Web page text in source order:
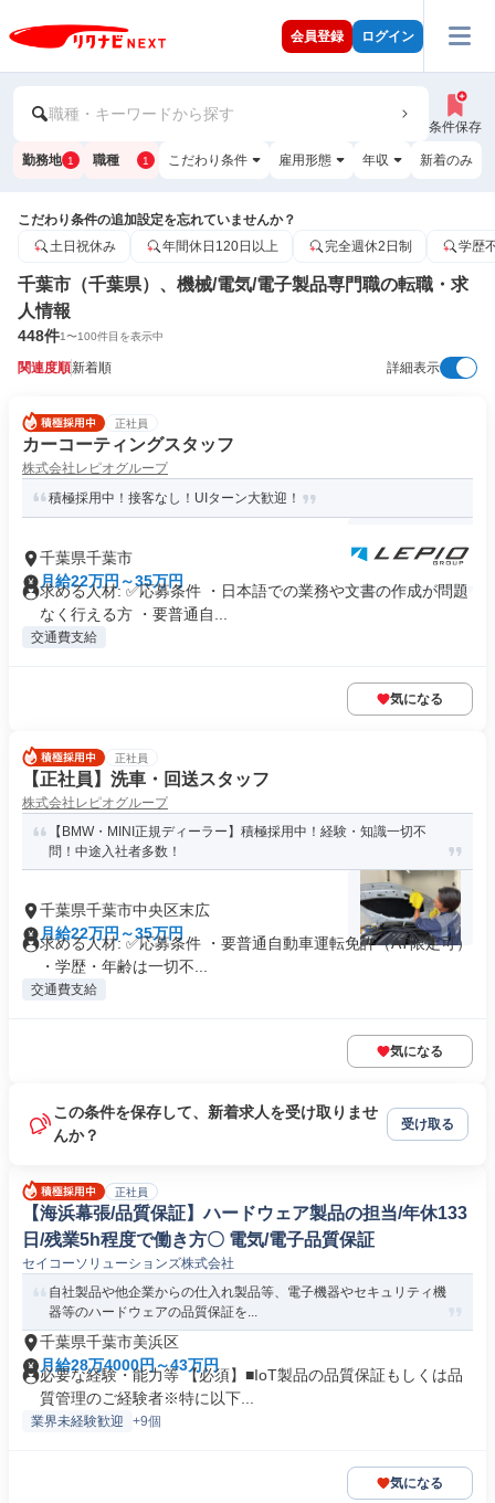
会員登録 ログイン
職種・キーワードから探す
条件保存
勤務地 1 職種 1 こだわり条件 雇用形態 年収 新着のみ
こだわり条件の追加設定を忘れていませんか？
土日祝休み
年間休日120日以上 完全週休2日制 学歴
千葉市（千葉県）、機械/電気/電子製品専門職の転職・求
人情報
448件1〜100件目を表示中
関連度順新着順 詳細表示
正社員
カーコーティングスタッフ
株式会社レピオグループ
積極採用中！接客なし！UIターン大歓迎！
千葉県千葉市
月給22万円～35万円
求める人材: ✅応募条件 ・日本語での業務や文書の作成が問題
なく行える方 ・要普通自...
交通費支給
気になる
正社員
【正社員】洗車・回送スタッフ
株式会社レピオグループ
【BMW・MINI正規ディーラー】積極採用中！経験・知識一切不
問！中途入社者多数！
千葉県千葉市中央区末広
月給22万円～35万円
求める人材: ✅応募条件 ・要普通自動車運転免許（AT限定可）
・学歴・年齢は一切不...
交通費支給
気になる
この条件を保存して、新着求人を受け取りませ
んか？
受け取る
正社員
【海浜幕張/品質保証】ハードウェア製品の担当/年休133
日/残業5h程度で働き方〇 電気/電子品質保証
セイコーソリューションズ株式会社
自社製品や他企業からの仕入れ製品等、電子機器やセキュリティ機
器等のハードウェアの品質保証を...
千葉県千葉市美浜区
月給28万4000円～43万円
必要な経験・能力等 【必須】■IoT製品の品質保証もしくは品
質管理のご経験者※特に以下...
業界未経験歓迎 +9個
気になる